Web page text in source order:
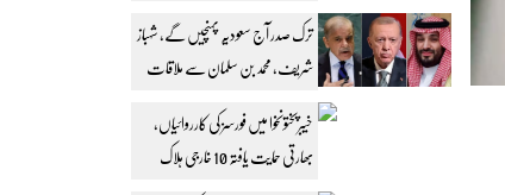
ترک صدر آج سعودیہ پہنچیں گے، شہباز
شریف، محمد بن سلمان سے ملاقات
خیبرپختونخوا میں فورسز کی کارروائیاں،
بھارتی حمایت یافتہ 10 خارجی ہلاک